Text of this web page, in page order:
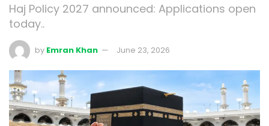
Haj Policy 2027 announced: Applications open
today..
by Emran Khan June 23, 2026